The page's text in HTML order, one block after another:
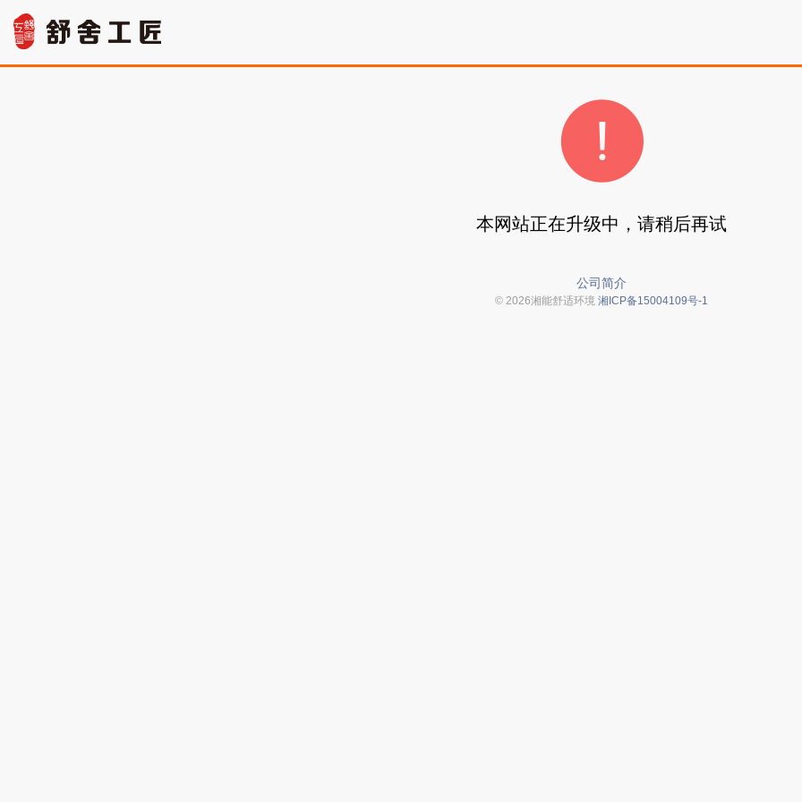
本网站正在升级中，请稍后再试
公司简介
© 2026湘能舒适环境 湘ICP备15004109号-1